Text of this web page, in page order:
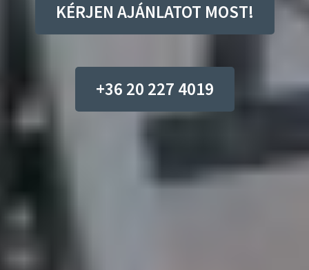
KÉRJEN AJÁNLATOT MOST!
+36 20 227 4019